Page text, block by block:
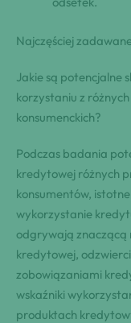
Najczęściej
Jakie są potencjalne
korzystaniu z
konsumenckich?
Podczas badania
kredytowej różnych
konsumentów,
wykorzystanie
odgrywają znaczącą
kredytowej,
zobowiązaniami
wskaźniki
produktach